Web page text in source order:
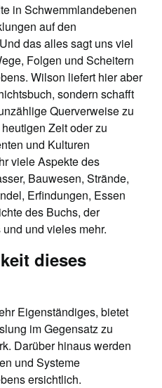
in Schwemmlandebenen
auf den
das alles sagt uns viel
Folgen und Scheitern
Wilson liefert hier aber
sondern schafft
Querverweise zu
Zeit oder zu
und Kulturen
viele Aspekte des
Bauwesen, Strände,
Erfindungen, Essen
des Buchs, der
und vieles mehr.
dieses
Eigenständiges, bietet
im Gegensatz zu
Darüber hinaus werden
und Systeme
ersichtlich.